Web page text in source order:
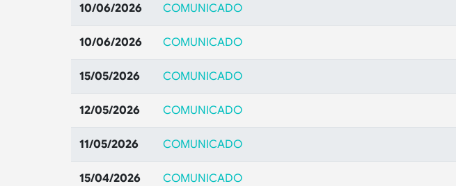
10/06/2026 COMUNICADO
10/06/2026 COMUNICADO
15/05/2026 COMUNICADO
12/05/2026 COMUNICADO
11/05/2026 COMUNICADO
15/04/2026 COMUNICADO